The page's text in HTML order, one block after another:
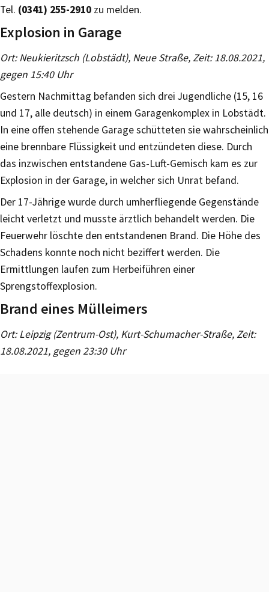
Tel. (0341) 255-2910 zu melden.
Explosion in Garage
Ort: Neukieritzsch (Lobstädt), Neue Straße, Zeit: 18.08.2021,
gegen 15:40 Uhr
Gestern Nachmittag befanden sich drei Jugendliche (15, 16
und 17, alle deutsch) in einem Garagenkomplex in Lobstädt.
In eine offen stehende Garage schütteten sie wahrscheinlich
eine brennbare Flüssigkeit und entzündeten diese. Durch
das inzwischen entstandene Gas-Luft-Gemisch kam es zur
Explosion in der Garage, in welcher sich Unrat befand.
Der 17-Jährige wurde durch umherfliegende Gegenstände
leicht verletzt und musste ärztlich behandelt werden. Die
Feuerwehr löschte den entstandenen Brand. Die Höhe des
Schadens konnte noch nicht beziffert werden. Die
Ermittlungen laufen zum Herbeiführen einer
Sprengstoffexplosion.
Brand eines Mülleimers
Ort: Leipzig (Zentrum-Ost), Kurt-Schumacher-Straße, Zeit:
18.08.2021, gegen 23:30 Uhr